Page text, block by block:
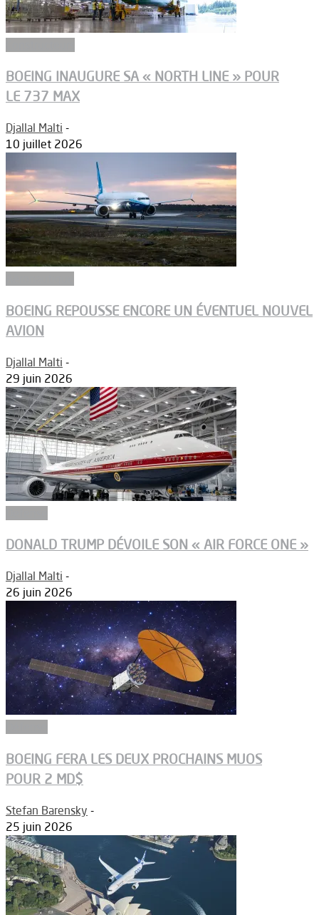
BOEING INAUGURE SA « NORTH LINE » POUR
LE 737 MAX
Djallal Malti -
10 juillet 2026
BOEING REPOUSSE ENCORE UN ÉVENTUEL NOUVEL
AVION
Djallal Malti -
29 juin 2026
DONALD TRUMP DÉVOILE SON « AIR FORCE ONE »
Djallal Malti -
26 juin 2026
BOEING FERA LES DEUX PROCHAINS MUOS
POUR 2 MD$
Stefan Barensky -
25 juin 2026